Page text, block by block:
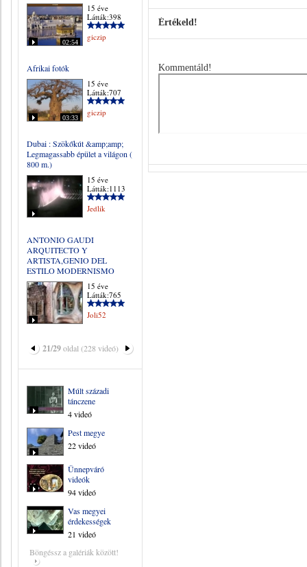
02:54
15 éve
Látták:398
giczip
Afrikai fotók
03:33
15 éve
Látták:707
giczip
Dubai : Szökőkút &amp;amp;
Legmagassabb épület a világon (
800 m.)
15 éve
Látták:1113
Jedlik
ANTONIO GAUDI
ARQUITECTO Y
ARTISTA,GENIO DEL
ESTILO MODERNISMO
15 éve
Látták:765
Joli52
21/29oldal (228 videó)
Múlt századi
tánczene
4 videó
Pest megye
22 videó
Ünnepváró
videók
94 videó
Vas megyei
érdekességek
21 videó
Böngéssz a galériák között!
Értékeld!
Kommentáld!